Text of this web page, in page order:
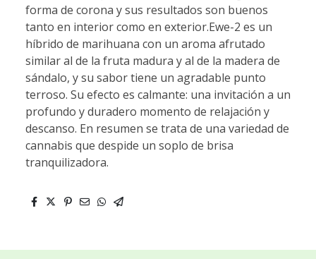
forma de corona y sus resultados son buenos
tanto en interior como en exterior.Ewe-2 es un
híbrido de marihuana con un aroma afrutado
similar al de la fruta madura y al de la madera de
sándalo, y su sabor tiene un agradable punto
terroso. Su efecto es calmante: una invitación a un
profundo y duradero momento de relajación y
descanso. En resumen se trata de una variedad de
cannabis que despide un soplo de brisa
tranquilizadora.